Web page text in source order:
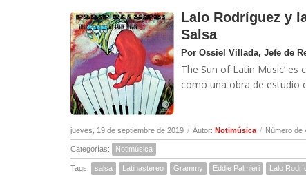
Lalo Rodríguez y
Salsa
Por Ossiel Villada, Jefe de
The Sun of Latin Music’
como una obra de estudio
jueves, 19 de septiembre de 2019 / Autor: Notimúsica / Número de
Categorías: Notimúsica
Tags: salsa Latinastereo Grammy Eddie Palmieri Lalo